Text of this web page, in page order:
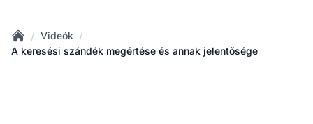
Home
/ Videók /
A keresési szándék megértése és annak jelentősége